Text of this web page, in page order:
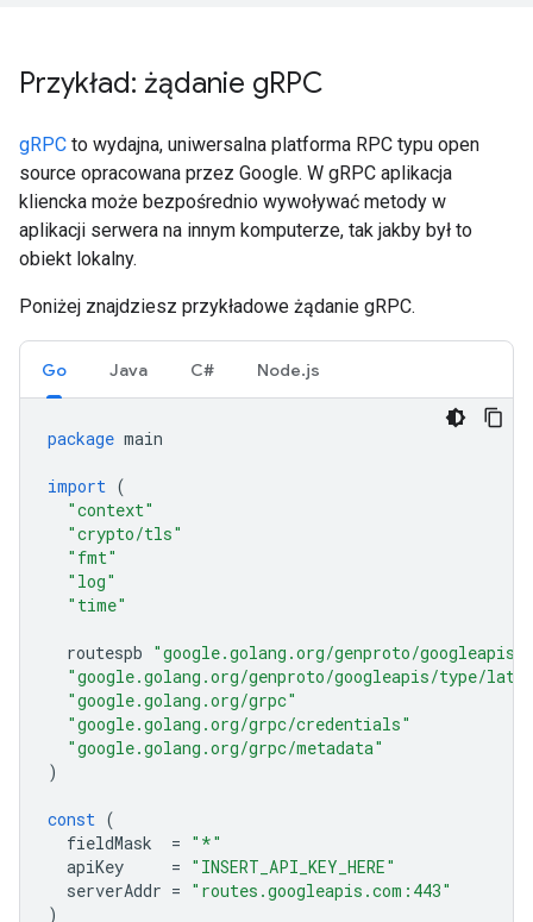
Przykład: żądanie gRPC
gRPC to wydajna, uniwersalna platforma RPC typu open
source opracowana przez Google. W gRPC aplikacja
kliencka może bezpośrednio wywoływać metody w
aplikacji serwera na innym komputerze, tak jakby był to
obiekt lokalny.
Poniżej znajdziesz przykładowe żądanie gRPC.
Go Java C# Node.js
package main
import (
"context"
"crypto/tls"
"fmt"
"log"
"time"
routespb "google.golang.org/genproto/googleapis/
"google.golang.org/genproto/googleapis/type/
"google.golang.org/grpc"
"google.golang.org/grpc/credentials"
"google.golang.org/grpc/metadata"
)
const (
fieldMask
= "*"
apiKey
= "INSERT_API_KEY_HERE"
serverAddr = "routes.googleapis.com:443"
)